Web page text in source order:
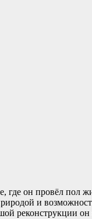
он провёл пол
и
реконструкции